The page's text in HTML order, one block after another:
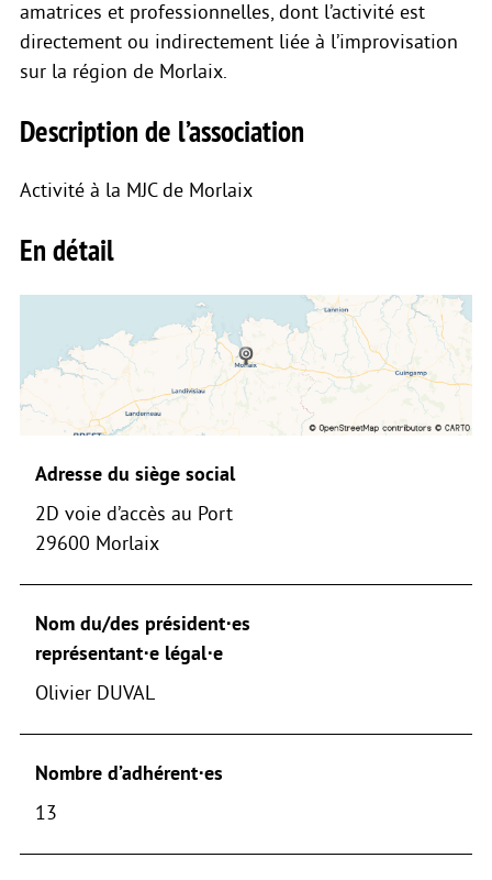
amatrices et professionnelles, dont l’activité est
directement ou indirectement liée à l’improvisation
sur la région de Morlaix.
Description de l’association
Activité à la MJC de Morlaix
En détail
Adresse du siège social
2D voie d’accès au Port
29600 Morlaix
Nom du/des président⋅es
représentant⋅e légal⋅e
Olivier DUVAL
Nombre d’adhérent⋅es
13